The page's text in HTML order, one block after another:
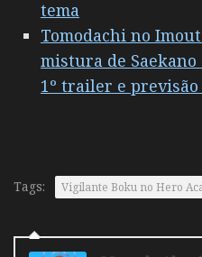
tema
Tomodachi no
mistura de
1º trailer e
Tags: Vigilante Boku no Hero